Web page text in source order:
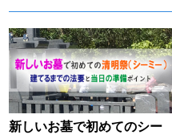
新しいお墓で初めてのシー